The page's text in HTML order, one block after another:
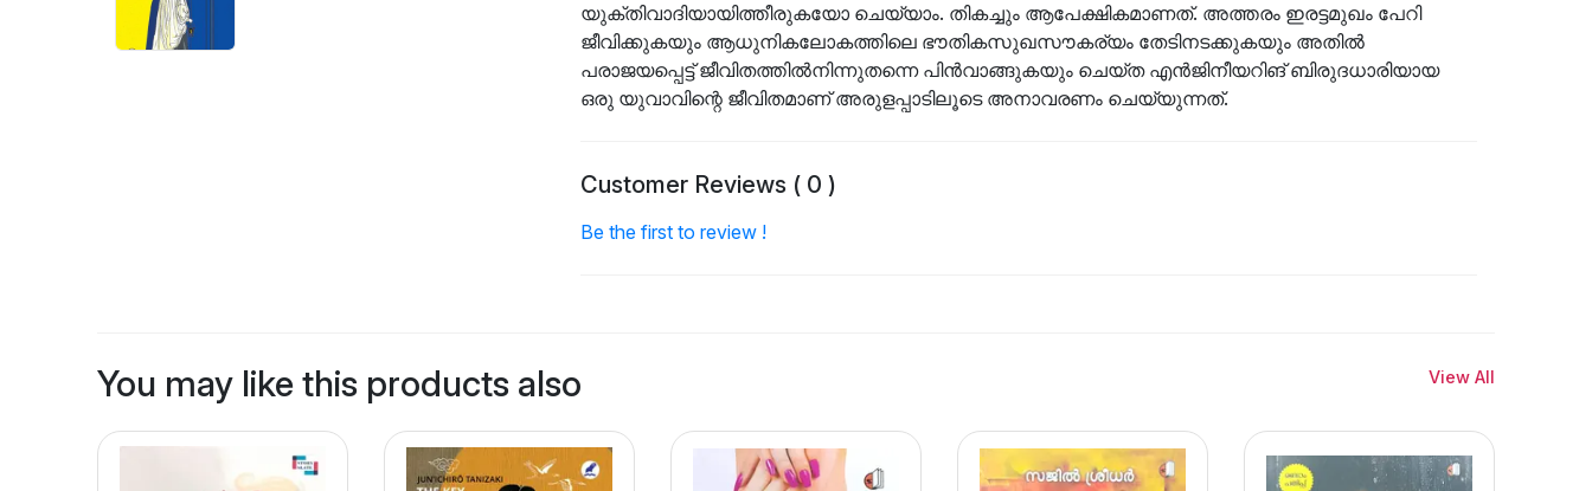
യുക്തിവാദിയായിത്തീരുകയോ ചെയ്യാം. തികച്ചും ആപേക്ഷികമാണത്. അത്തരം ഇരട്ടമുഖം പേറി
ജീവിക്കുകയും ആധുനികലോകത്തിലെ ഭൗതികസുഖസൗകര്യം തേടിനടക്കുകയും അതിൽ
പരാജയപ്പെട്ട് ജീവിതത്തിൽനിന്നുതന്നെ പിൻവാങ്ങുകയും ചെയ്ത എൻജിനീയറിങ് ബിരുദധാരിയായ
ഒരു യുവാവിന്റെ ജീവിതമാണ് അരുളപ്പാടിലൂടെ അനാവരണം ചെയ്യുന്നത്.
Customer Reviews ( 0 )
Be the first to review !
You may like this products also View All